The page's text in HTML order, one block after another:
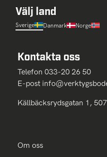
Välj land
Sverige Danmark Norge
Kontakta oss
Telefon 033-20 26 50
E-post
Källbäcksrydsgatan 1,
Om oss